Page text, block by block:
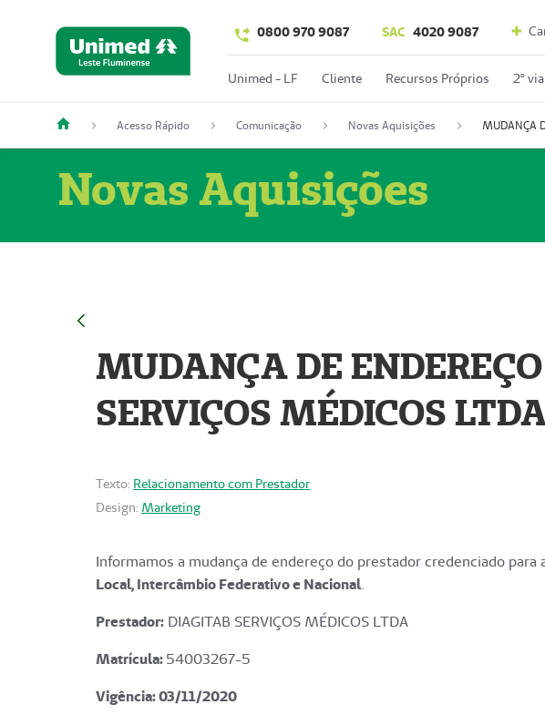
0800 970 9087 SAC 4020 9087
Unimed - LF Cliente Recursos Próprios 2º
Acesso Rápido Comunicação Novas Aquisições
Novas Aquisições
MUDANÇA DE
SERVIÇOS MÉDICOS
Texto: Relacionamento com Prestador
Design: Marketing
Informamos a mudança de endereço do prestador credenciado
Local, Intercâmbio Federativo e Nacional.
Prestador: DIAGITAB SERVIÇOS MÉDICOS LTDA
Matrícula:54003267-5
Vigência: 03/11/2020